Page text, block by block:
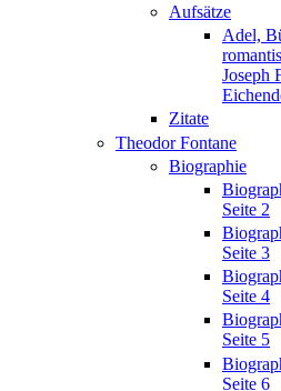
Aufsätze
Adel,
Joseph
Zitate
Theodor Fontane
Biographie
Seite 2
Seite 3
Seite 4
Seite 5
Seite 6